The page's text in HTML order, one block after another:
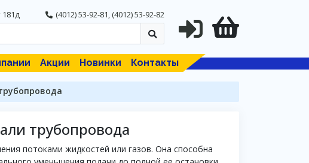
(4012) 53-92-81,(4012) 53-92-82
Акции Новинки Контакты
трубопровода
потоками жидкостей или газов. Она способна